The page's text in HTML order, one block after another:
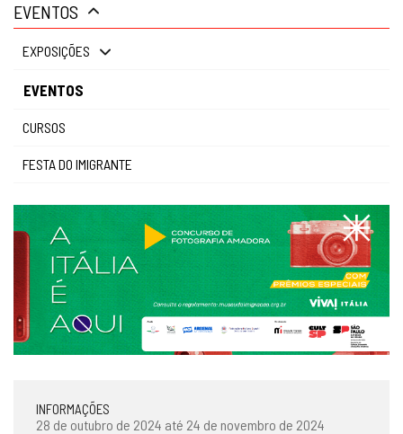
gestão
EVENTOS
EXPOSIÇÕES
EVENTOS
CURSOS
FESTA DO IMIGRANTE
INFORMAÇÕES
28 de outubro de 2024 até 24 de novembro de 2024